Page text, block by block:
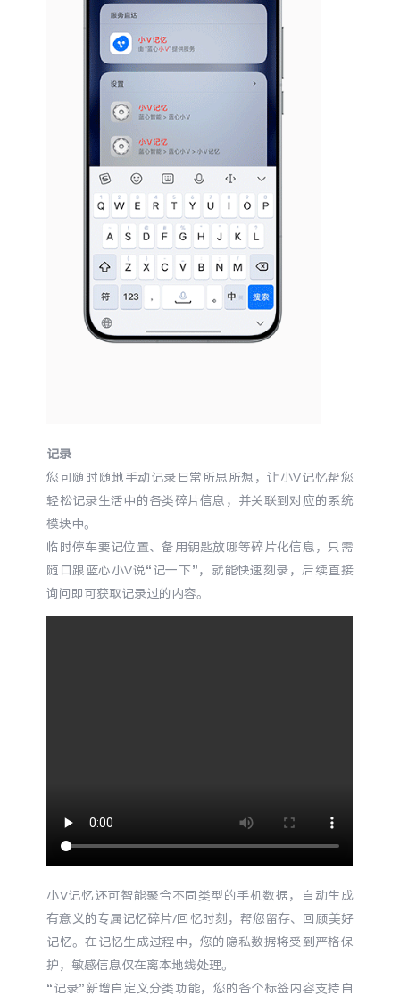
X Fold5 X200 Ultra
全部X机型 对比X机型
S20 Pro S20
全部S机型 对比S机型
Y50 5G Y50m 5G
全部Y机型 对比Y机型
iQOO Neo11 iQOO 15
全部iQOO机型 对比iQOO机型
iQOO Pad6 Pro iQOO TWS 5e
vivo WATCH GT 2 vivo Vision
全部智能硬件
记录
您可随时随地手动记录日常所思所想，让小V记忆帮您
轻松记录生活中的各类碎片信息，并关联到对应的系统
模块中。
临时停车要记位置、备用钥匙放哪等碎片化信息，只需
随口跟蓝心小V说“记一下”，就能快速刻录，后续直接
询问即可获取记录过的内容。
小V记忆还可智能聚合不同类型的手机数据，自动生成
有意义的专属记忆碎片/回忆时刻，帮您留存、回顾美好
记忆。在记忆生成过程中，您的隐私数据将受到严格保
护，敏感信息仅在离本地线处理。
“记录”新增自定义分类功能，您的各个标签内容支持自